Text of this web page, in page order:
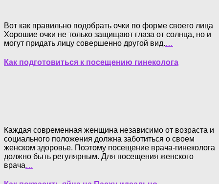
Вот как правильно подобрать очки по форме своего лица
Хорошие очки не только защищают глаза от солнца, но и
могут придать лицу совершенно другой вид.…
Как подготовиться к посещению гинеколога
Каждая современная женщина независимо от возраста и
социального положения должна заботиться о своем
женском здоровье. Поэтому посещение врача-гинеколога
должно быть регулярным. Для посещения женского
врача…